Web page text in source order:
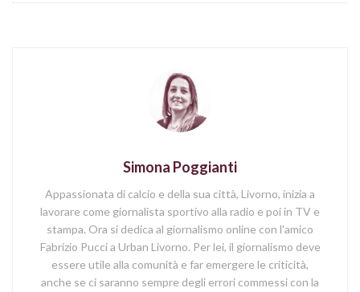
Simona Poggianti
Appassionata di calcio e della sua città, Livorno, inizia a
lavorare come giornalista sportivo alla radio e poi in TV e
stampa. Ora si dedica al giornalismo online con l'amico
Fabrizio Pucci a Urban Livorno. Per lei, il giornalismo deve
essere utile alla comunità e far emergere le criticità,
anche se ci saranno sempre degli errori commessi con la